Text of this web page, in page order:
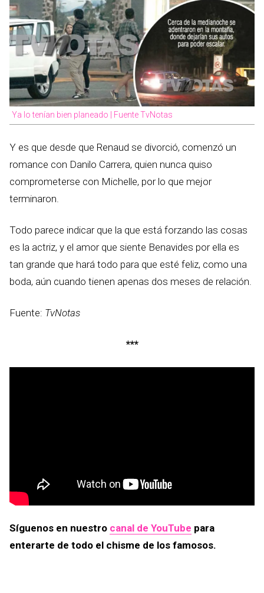
Ya lo tenían bien planeado | Fuente TvNotas
Y es que desde que Renaud se divorció, comenzó un
romance con Danilo Carrera, quien nunca quiso
comprometerse con Michelle, por lo que mejor
terminaron.
Todo parece indicar que la que está forzando las cosas
es la actriz, y el amor que siente Benavides por ella es
tan grande que hará todo para que esté feliz, como una
boda, aún cuando tienen apenas dos meses de relación.
Fuente: TvNotas
***
Síguenos en nuestro canal de YouTube para
enterarte de todo el chisme de los famosos.